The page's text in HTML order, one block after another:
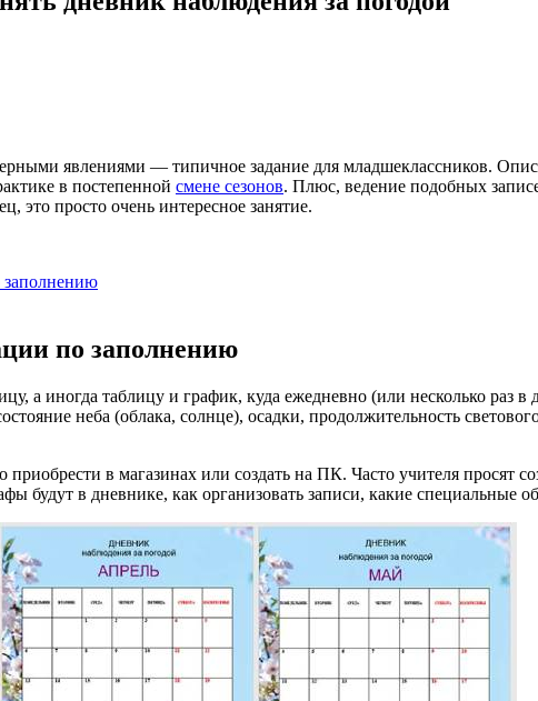
явлениями — типичное задание для младшеклассников.
в постепенной смене сезонов. Плюс, ведение подобных
это просто очень интересное занятие.
заполнению
по заполнению
а иногда таблицу и график, куда ежедневно (или несколько
неба (облака, солнце), осадки, продолжительность
в магазинах или создать на ПК. Часто учителя просят
будут в дневнике, как организовать записи, какие специальные